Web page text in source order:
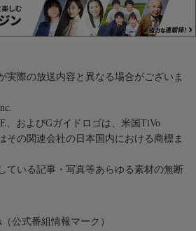
実際の放送内容と異なる場合がございま
、およびGガイドロゴは、米国TiVo
その関連会社の日本国内における商標ま
ている記事・写真等あらゆる素材の無断
公式番組情報マーク）